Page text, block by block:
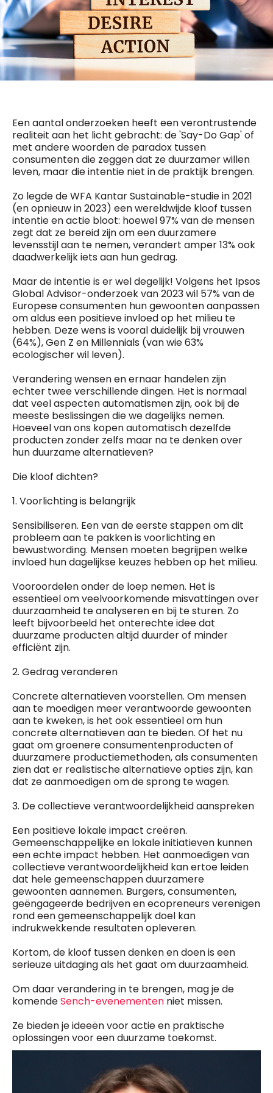
Een aantal onderzoeken heeft een verontrustende
realiteit aan het licht gebracht: de 'Say-Do Gap' of
met andere woorden de paradox tussen
consumenten die zeggen dat ze duurzamer willen
leven, maar die intentie niet in de praktijk brengen.
Zo legde de WFA Kantar Sustainable-studie in 2021
(en opnieuw in 2023) een wereldwijde kloof tussen
intentie en actie bloot: hoewel 97% van de mensen
zegt dat ze bereid zijn om een duurzamere
levensstijl aan te nemen, verandert amper 13% ook
daadwerkelijk iets aan hun gedrag.
Maar de intentie is er wel degelijk! Volgens het Ipsos
Global Advisor-onderzoek van 2023 wil 57% van de
Europese consumenten hun gewoonten aanpassen
om aldus een positieve invloed op het milieu te
hebben. Deze wens is vooral duidelijk bij vrouwen
(64%), Gen Z en Millennials (van wie 63%
ecologischer wil leven).
Verandering wensen en ernaar handelen zijn
echter twee verschillende dingen. Het is normaal
dat veel aspecten automatismen zijn, ook bij de
meeste beslissingen die we dagelijks nemen.
Hoeveel van ons kopen automatisch dezelfde
producten zonder zelfs maar na te denken over
hun duurzame alternatieven?
Die kloof dichten?
1. Voorlichting is belangrijk
Sensibiliseren. Een van de eerste stappen om dit
probleem aan te pakken is voorlichting en
bewustwording. Mensen moeten begrijpen welke
invloed hun dagelijkse keuzes hebben op het milieu.
Vooroordelen onder de loep nemen. Het is
essentieel om veelvoorkomende misvattingen over
duurzaamheid te analyseren en bij te sturen. Zo
leeft bijvoorbeeld het onterechte idee dat
duurzame producten altijd duurder of minder
efficiënt zijn.
2. Gedrag veranderen
Concrete alternatieven voorstellen. Om mensen
aan te moedigen meer verantwoorde gewoonten
aan te kweken, is het ook essentieel om hun
concrete alternatieven aan te bieden. Of het nu
gaat om groenere consumentenproducten of
duurzamere productiemethoden, als consumenten
zien dat er realistische alternatieve opties zijn, kan
dat ze aanmoedigen om de sprong te wagen.
3. De collectieve verantwoordelijkheid aanspreken
Een positieve lokale impact creëren.
Gemeenschappelijke en lokale initiatieven kunnen
een echte impact hebben. Het aanmoedigen van
collectieve verantwoordelijkheid kan ertoe leiden
dat hele gemeenschappen duurzamere
gewoonten aannemen. Burgers, consumenten,
geëngageerde bedrijven en ecopreneurs verenigen
rond een gemeenschappelijk doel kan
indrukwekkende resultaten opleveren.
Kortom, de kloof tussen denken en doen is een
serieuze uitdaging als het gaat om duurzaamheid.
Om daar verandering in te brengen, mag je de
komendeSench-evenementen niet missen.
Ze bieden je ideeën voor actie en praktische
oplossingen voor een duurzame toekomst.
Fred Bouchar
0498 88 64 89
f.bouchar@mm.be
Chief Editor
Griet Byl
Chief Editor
Damien Lemaire
0477 37 31 65
d.lemaire@mm.be
BEVESTIGEN
Daily
access
10 x year
MM Best of
Research
10 x year
MM Blue
4 x year
MM Magazine
(digital)
Vragen ?